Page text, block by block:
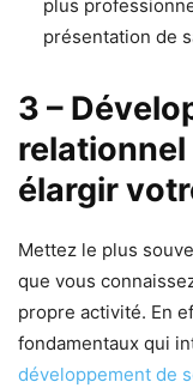
plus
présentation de
3 –
élargir
Mettez le plus
que vous
propre activité. En
fondamentaux qui
développement de